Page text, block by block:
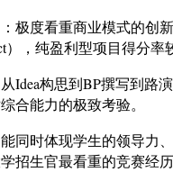
：极度看重商业模式的创
），纯盈利型项目得分率
Idea构思到BP撰写到路
合能力的极致考验。
能同时体现学生的领导力
招生官最看重的竞赛经历